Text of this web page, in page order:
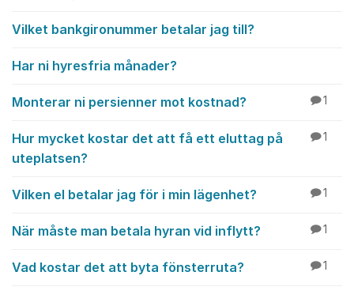
Vilket bankgironummer betalar jag till?
Har ni hyresfria månader?
Monterar ni persienner mot kostnad? 1
Hur mycket kostar det att få ett eluttag på
uteplatsen?
1
Vilken el betalar jag för i min lägenhet? 1
När måste man betala hyran vid inflytt? 1
Vad kostar det att byta fönsterruta? 1